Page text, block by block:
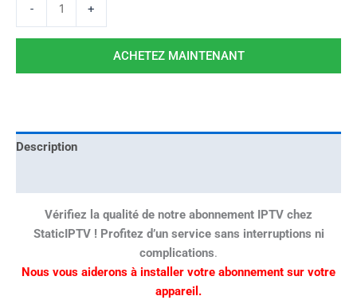
- +
ACHETEZ MAINTENANT
Description
Vérifiez la qualité de notre abonnement IPTV chez
StaticIPTV ! Profitez d’un service sans interruptions ni
complications.
Nous vous aiderons à installer votre abonnement sur votre
appareil.